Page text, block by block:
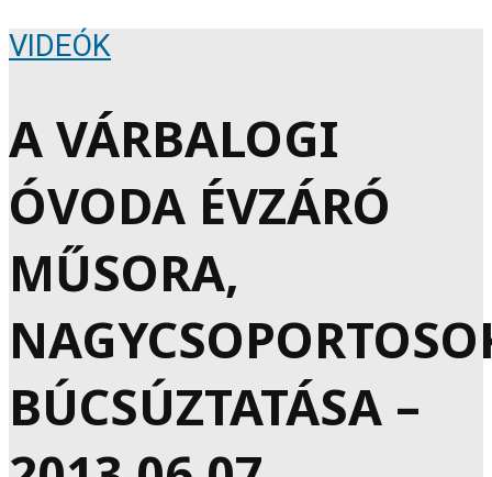
VIDEÓK
A VÁRBALOGI
ÓVODA ÉVZÁRÓ
MŰSORA,
BÚCSÚZTATÁSA –